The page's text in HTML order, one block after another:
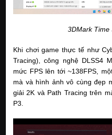
3DMark Time
Khi chơi game thực tế như
Tracing), công nghệ DLSS4
mức FPS lên tới ~138FPS,
mà và hình ảnh vô cùng đẹp
giải 2K và Path Tracing trên
P3.